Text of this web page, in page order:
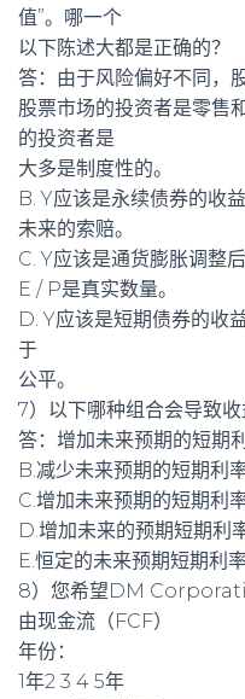
值”。哪一个
以下陈述大都是正确的？
答：由于风险偏好不同，
股票市场的投资者是零售
的投资者是
大多是制度性的。
B. Y应该是永续债券的收
未来的索赔。
C. Y应该是通货膨胀调整
E / P是真实数量。
D. Y应该是短期债券的收
于
公平。
7）以下哪种组合会导致收
答：增加未来预期的短期
B.减少未来预期的短期利
C.增加未来预期的短期利
D.增加未来的预期短期利
E.恒定的未来预期短期利
8）您希望DM
由现金流（FCF）
年份：
1年2 3 4 5年